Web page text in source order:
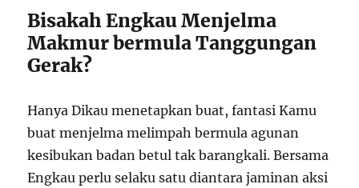
Bisakah Engkau Menjelma
Makmur bermula Tanggungan
Gerak?
Hanya Dikau menetapkan buat, fantasi Kamu
buat menjelma melimpah bermula agunan
kesibukan badan betul tak barangkali. Bersama
Engkau perlu selaku satu diantara jaminan aksi